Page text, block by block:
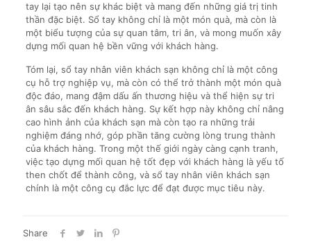
tay lại tạo nên sự khác biệt và mang đến những giá trị tinh
thần đặc biệt. Sổ tay không chỉ là một món quà, mà còn là
một biểu tượng của sự quan tâm, tri ân, và mong muốn xây
dựng mối quan hệ bền vững với khách hàng.
Tóm lại, sổ tay nhân viên khách sạn không chỉ là một công
cụ hỗ trợ nghiệp vụ, mà còn có thể trở thành một món quà
độc đáo, mang đậm dấu ấn thương hiệu và thể hiện sự tri
ân sâu sắc đến khách hàng. Sự kết hợp này không chỉ nâng
cao hình ảnh của khách sạn mà còn tạo ra những trải
nghiệm đáng nhớ, góp phần tăng cường lòng trung thành
của khách hàng. Trong một thế giới ngày càng cạnh tranh,
việc tạo dựng mối quan hệ tốt đẹp với khách hàng là yếu tố
then chốt để thành công, và sổ tay nhân viên khách sạn
chính là một công cụ đắc lực để đạt được mục tiêu này.
Share